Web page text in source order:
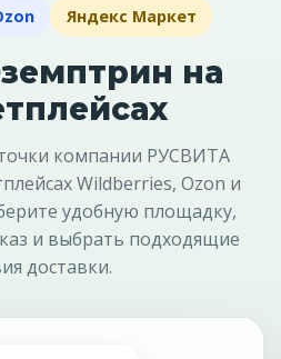
Яндекс Маркет
на
компании РУСВИТА
Wildberries, Ozon и
удобную площадку,
и выбрать подходящие
доставки.